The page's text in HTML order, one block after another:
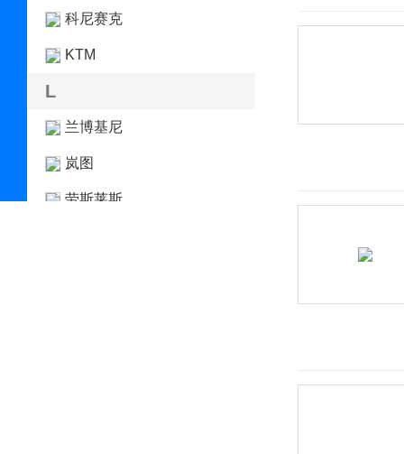
科尼赛克
KTM
L
兰博基尼
岚图
劳斯莱斯